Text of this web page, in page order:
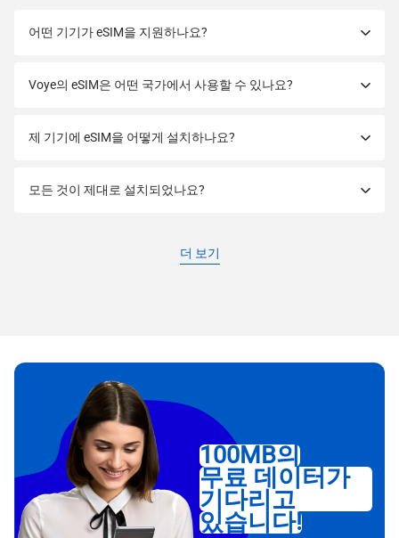
어떤 기기가 eSIM을 지원하나요?
Voye의 eSIM은 어떤 국가에서 사용할 수 있나요?
제 기기에 eSIM을 어떻게 설치하나요?
모든 것이 제대로 설치되었나요?
더 보기
100MB의
무료 데이터가
기다리고
있습니다!